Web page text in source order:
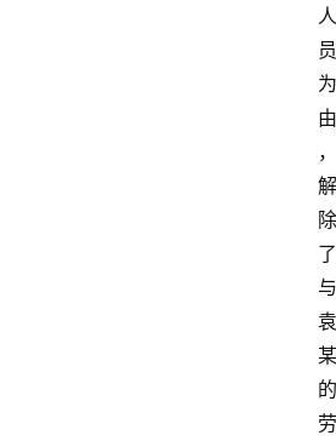
人
员
为
由
，
解
除
了
与
袁
某
的
劳